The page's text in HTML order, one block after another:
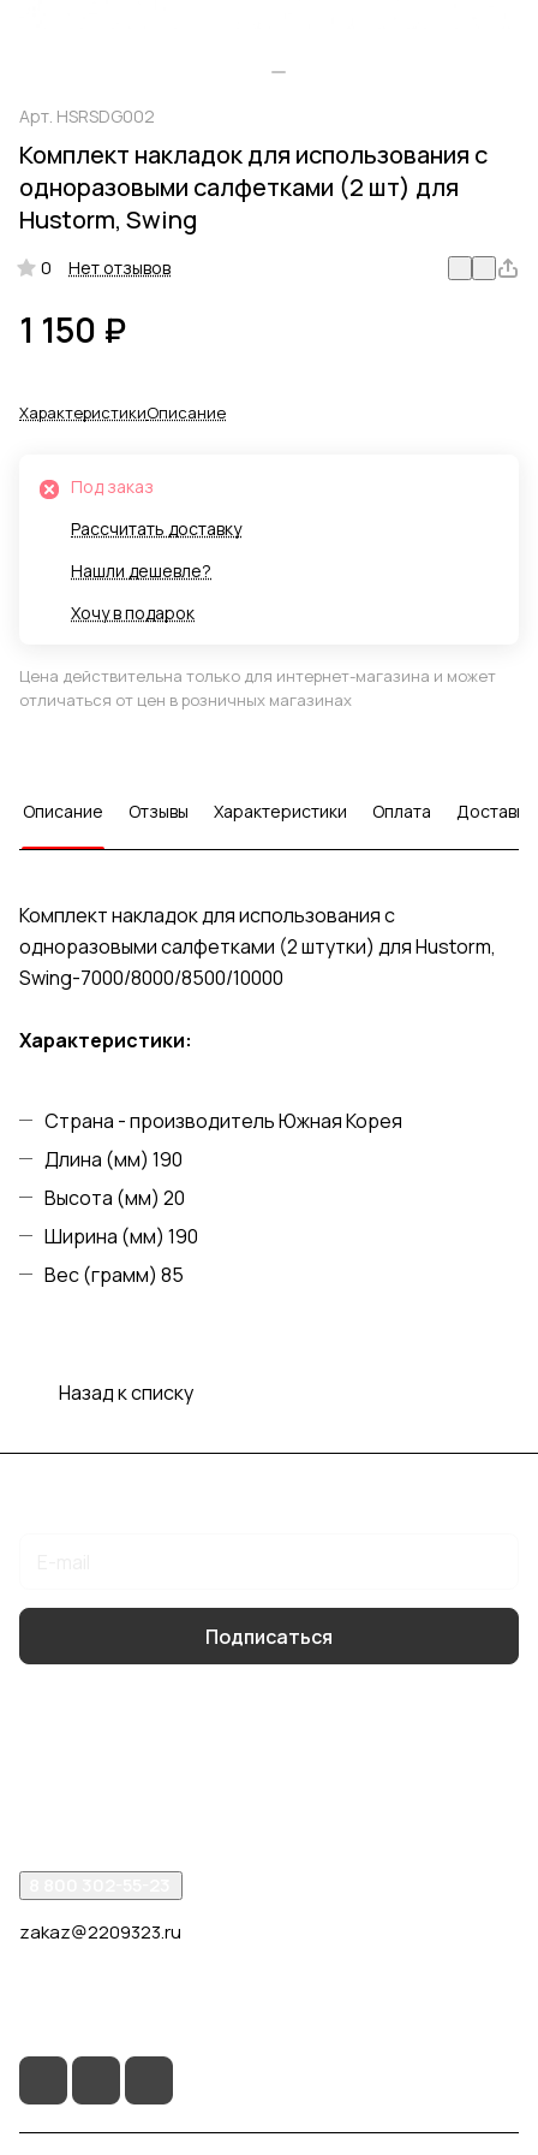
Арт. HSRSDG002
Комплект накладок для использования с
одноразовыми салфетками (2 шт) для
Hustorm, Swing
0 Нет отзывов
1 150 ₽
ХарактеристикиОписание
Под заказ
Рассчитать доставку
Нашли дешевле?
Хочу в подарок
Цена действительна только для интернет-магазина и может
отличаться от цен в розничных магазинах
Описание Отзывы Характеристики Оплата Доставка
Комплект накладок для использования с
одноразовыми салфетками (2 штутки) для Hustorm,
Swing-7000/8000/8500/10000
Характеристики:
Страна - производитель Южная Корея
Длина (мм) 190
Высота (мм) 20
Ширина (мм) 190
Вес (грамм) 85
Назад к списку
Подписаться
zakaz@2209323.ru